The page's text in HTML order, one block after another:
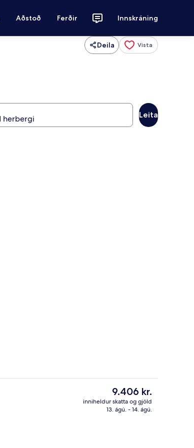
Aðstoð Ferðir Innskráning
Deila Vista
Leita
Jacuzzi Suite with City view |
Núverandi
verð
er
9.406 kr.
inniheldur skatta og gjöld
13. ágú. - 14. ágú.